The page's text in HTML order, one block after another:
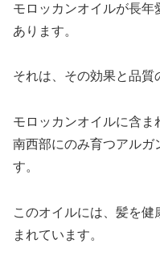
モロッカンオイルが長
あります。
それは、その効果と品質
モロッカンオイルに含ま
南西部にのみ育つアルガ
す。
このオイルには、髪を
まれています。